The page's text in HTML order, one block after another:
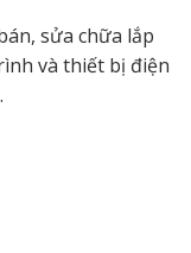
sửa chữa lắp
và thiết bị điện